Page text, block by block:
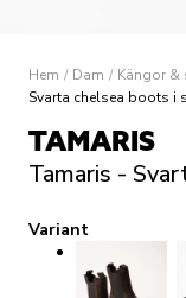
Hem / Dam / Kängor &
Svarta chelsea boots i
TAMARIS
Tamaris -
Variant